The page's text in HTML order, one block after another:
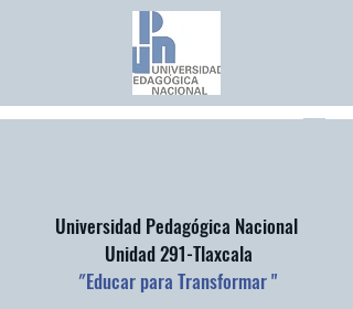
Universidad Pedagógica Nacional
Unidad 291-Tlaxcala
"Educar para Transformar "